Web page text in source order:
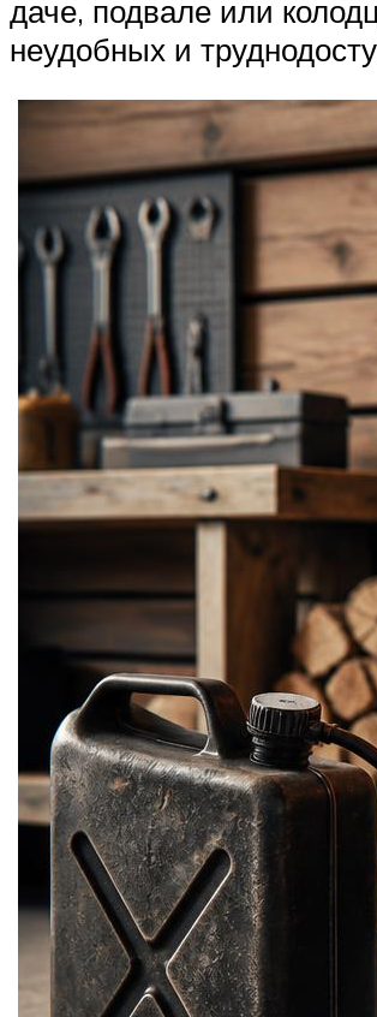
даче, подвале или
неудобных и